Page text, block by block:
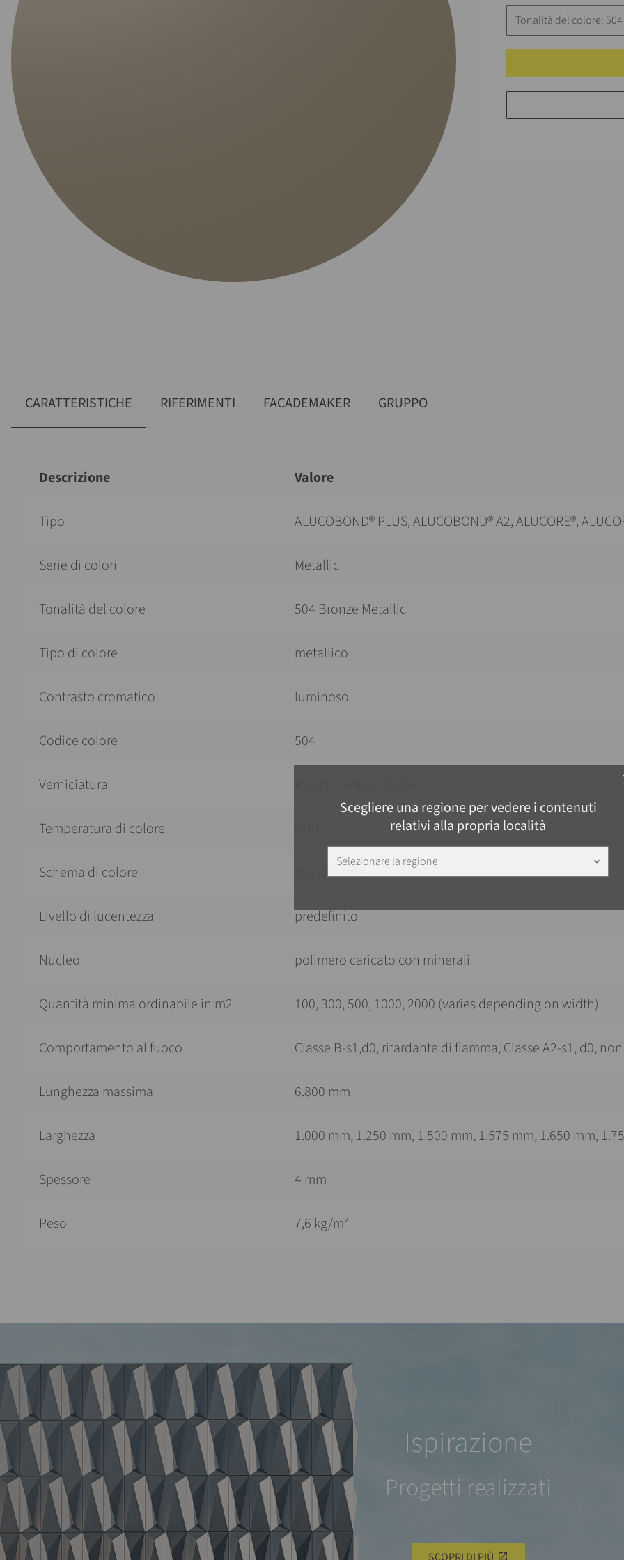
Scegliere una regione per vedere i contenuti
relativi alla propria località
Selezionare la regione keyboard_arrow_down
Tonalità del colore:
CARATTERISTICHE RIFERIMENTI FACADEMAKER GRUPPO
Descrizione Valore
Tipo ALUCOBOND® PLUS, ALUCOBOND® A2, ALUCORE®,
Serie di colori Metallic
Tonalità del colore 504 Bronze Metallic
Tipo di colore metallico
Contrasto cromatico luminoso
Codice colore 504
Verniciatura
Temperatura di colore
Schema di colore monocromo
Livello di lucentezza predefinito
Nucleo polimero caricato con minerali
Quantità minima ordinabile in m2 100, 300, 500, 1000, 2000 (varies depending on width)
Comportamento al fuoco Classe B-s1,d0, ritardante di fiamma, Classe A2-s1, d0,
Lunghezza massima 6.800 mm
Larghezza 1.000 mm, 1.250 mm, 1.500 mm, 1.575 mm, 1.650 mm,
Spessore 4 mm
Peso 7,6 kg/m²
Ispirazione
Progetti realizzati